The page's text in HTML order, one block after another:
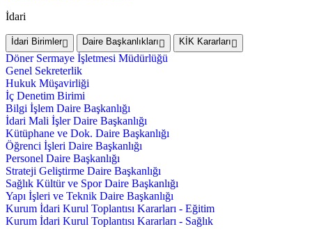
İdari
İdari Birimler Daire Başkanlıkları KİK Kararları
Döner Sermaye İşletmesi Müdürlüğü
Genel Sekreterlik
Hukuk Müşavirliği
İç Denetim Birimi
Bilgi İşlem Daire Başkanlığı
İdari Mali İşler Daire Başkanlığı
Kütüphane ve Dok. Daire Başkanlığı
Öğrenci İşleri Daire Başkanlığı
Personel Daire Başkanlığı
Strateji Geliştirme Daire Başkanlığı
Sağlık Kültür ve Spor Daire Başkanlığı
Yapı İşleri ve Teknik Daire Başkanlığı
Kurum İdari Kurul Toplantısı Kararları - Eğitim
Kurum İdari Kurul Toplantısı Kararları - Sağlık